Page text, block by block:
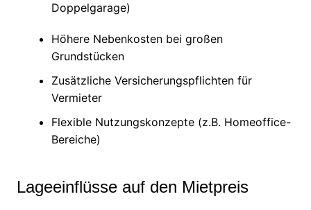
Doppelgarage)
Höhere Nebenkosten bei großen
Grundstücken
Zusätzliche Versicherungspflichten für
Vermieter
Flexible Nutzungskonzepte (z.B. Homeoffice-
Bereiche)
Lageeinflüsse auf den Mietpreis